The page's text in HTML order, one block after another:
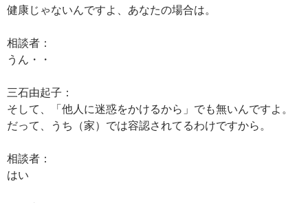
健康じゃないんですよ、あなたの場合は。
相談者：
うん・・
三石由起子：
そして、「他人に迷惑をかけるから」でも無いんですよ。
だって、うち（家）では容認されてるわけですから。
相談者：
はい